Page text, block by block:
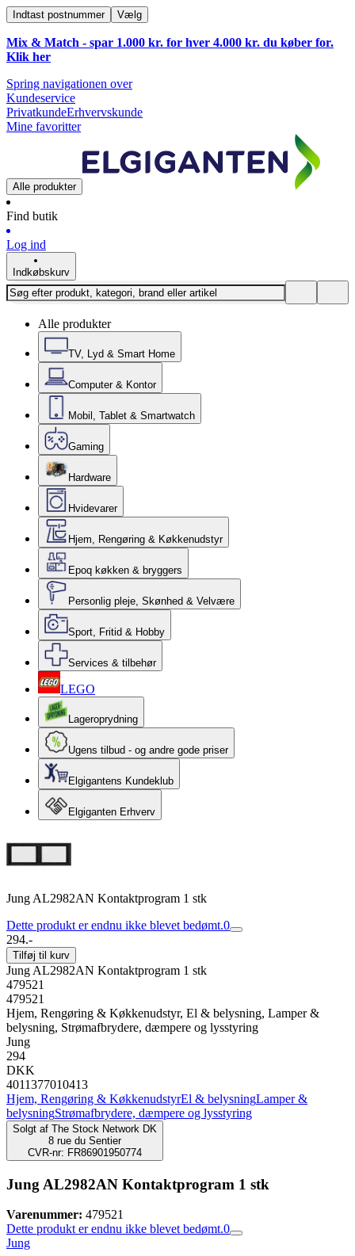
Indtast postnummer Vælg
Mix & Match - spar 1.000 kr. for hver 4.000 kr. du køber for.
Klik her
Spring navigationen over
Kundeservice
PrivatkundeErhvervskunde
Mine favoritter
Alle produkter
Find butik
Log ind
Indkøbskurv
Alle produkter
TV, Lyd & Smart Home
Computer & Kontor
Mobil, Tablet & Smartwatch
Gaming
Hardware
Hvidevarer
Hjem, Rengøring & Køkkenudstyr
Epoq køkken & bryggers
Personlig pleje, Skønhed & Velvære
Sport, Fritid & Hobby
Services & tilbehør
LEGO
Lageroprydning
Ugens tilbud - og andre gode priser
Elgigantens Kundeklub
Elgiganten Erhverv
Jung AL2982AN Kontaktprogram 1 stk
Dette produkt er endnu ikke blevet bedømt.0
294.-
Tilføj til kurv
Jung AL2982AN Kontaktprogram 1 stk
479521
479521
Hjem, Rengøring & Køkkenudstyr, El & belysning, Lamper &
belysning, Strømafbrydere, dæmpere og lysstyring
Jung
294
DKK
4011377010413
Hjem, Rengøring & KøkkenudstyrEl & belysningLamper &
belysningStrømafbrydere, dæmpere og lysstyring
Solgt af The Stock Network DK
8 rue du Sentier
CVR-nr: FR86901950774
Jung AL2982AN Kontaktprogram 1 stk
Varenummer: 479521
Dette produkt er endnu ikke blevet bedømt.0
Jung